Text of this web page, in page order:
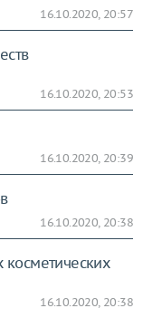
16.10.2020, 20:57
16.10.2020, 20:53
16.10.2020, 20:39
16.10.2020, 20:38
16.10.2020, 20:38